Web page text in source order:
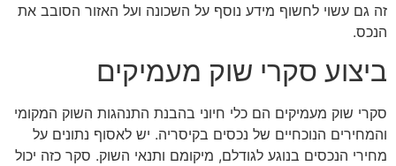
זה גם עשוי לחשוף מידע נוסף על השכונה ועל האזור הסובב את
הנכס.
ביצוע סקרי שוק מעמיקים
סקרי שוק מעמיקים הם כלי חיוני בהבנת התנהגות השוק המקומי
והמחירים הנוכחיים של נכסים בקיסריה. יש לאסוף נתונים על
מחירי הנכסים בנוגע לגודלם, מיקומם ותנאי השוק. סקר כזה יכול